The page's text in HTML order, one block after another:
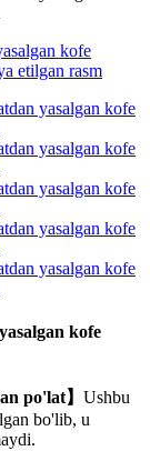
kofe
po'lat】 Ushbu
bo'lib, u